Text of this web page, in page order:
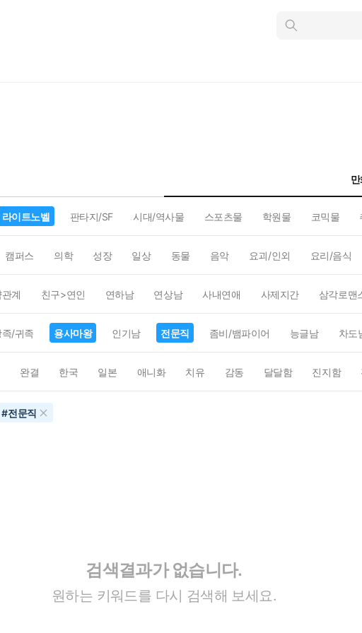
인
라이트노벨 판타지/SF 시대/역사물 스포츠물 학원물 코믹물
캠퍼스 의학 성장 일상 동물 음악 요괴/인외 요리/음식
계 친구>연인 연하남 연상남 사내연애 사제지간 삼각로맨
족/귀족 용사마왕 인기남 전문직 좀비/뱀파이어 능글남 차도
완결 한국 일본 애니화 치유 감동 달달함 진지함
#전문직
검색결과가 없습니다.
원하는 키워드를 다시 검색해 보세요.